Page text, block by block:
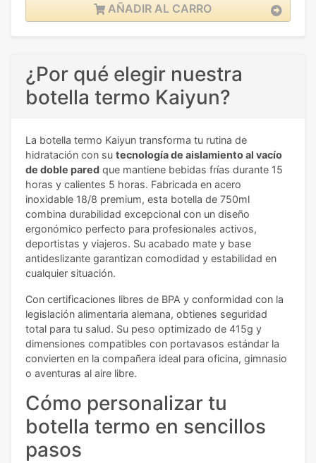
AÑADIR AL CARRO
¿Por qué elegir nuestra
botella termo Kaiyun?
La botella termo Kaiyun transforma tu rutina de
hidratación con su tecnología de aislamiento al vacío
de doble pared que mantiene bebidas frías durante 15
horas y calientes 5 horas. Fabricada en acero
inoxidable 18/8 premium, esta botella de 750ml
combina durabilidad excepcional con un diseño
ergonómico perfecto para profesionales activos,
deportistas y viajeros. Su acabado mate y base
antideslizante garantizan comodidad y estabilidad en
cualquier situación.
Con certificaciones libres de BPA y conformidad con la
legislación alimentaria alemana, obtienes seguridad
total para tu salud. Su peso optimizado de 415g y
dimensiones compatibles con portavasos estándar la
convierten en la compañera ideal para oficina, gimnasio
o aventuras al aire libre.
Cómo personalizar tu
botella termo en sencillos
pasos